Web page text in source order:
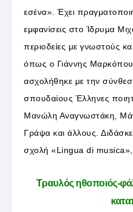
εσένα». Έχει
εμφανίσεις στο Ίδρυμα
περιοδείες με γνωστούς
όπως ο Γιάννης
ασχολήθηκε με την
σπουδαίους Έλληνες
Μανώλη Αναγνωστάκη,
Γράψα και άλλους.
σχολή «Lingua di musica»,
Τραυλός ηθοποιός-